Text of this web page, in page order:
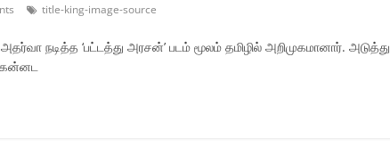
title-king-image-source
நடித்த ‘பட்டத்து அரசன்’ படம் மூலம் தமிழில் அறிமுகமானார். அடுத்து
கன்னட